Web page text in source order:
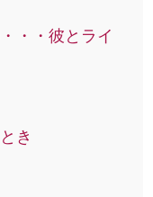
・・彼とライ
き